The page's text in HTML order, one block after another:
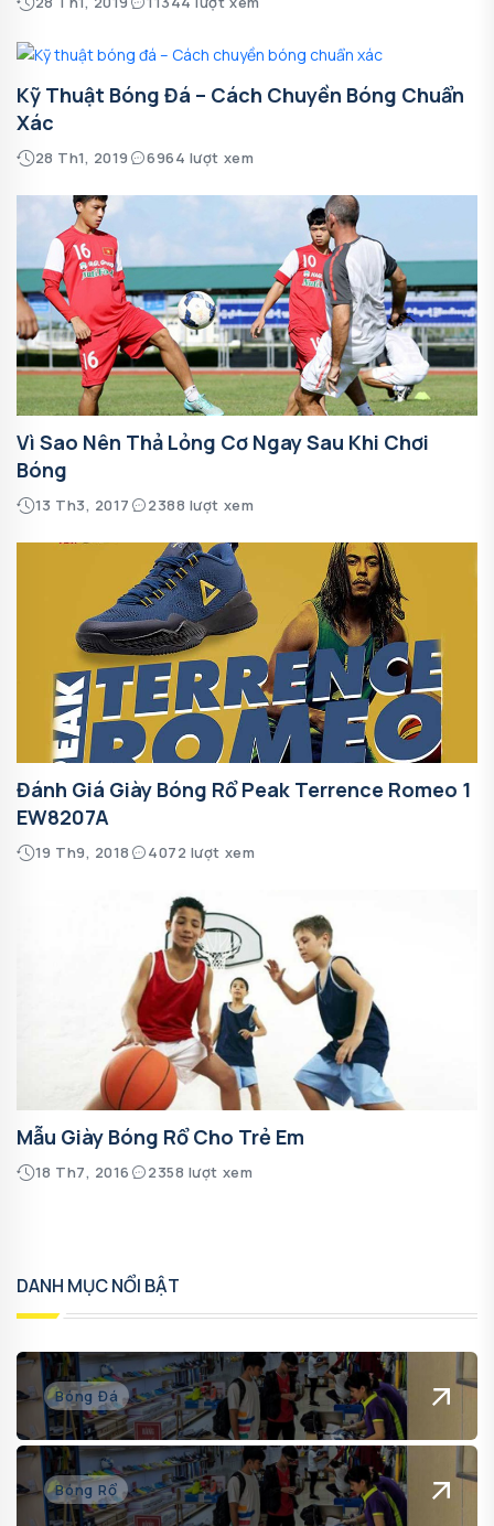
Kỹ Thuật Bóng Đá – Cách Chuyền Bóng Chuẩn
Xác
28 Th1, 2019 6964 lượt xem
Vì Sao Nên Thả Lỏng Cơ Ngay Sau Khi Chơi
Bóng
13 Th3, 2017 2388 lượt xem
Đánh Giá Giày Bóng Rổ Peak Terrence Romeo 1
EW8207A
19 Th9, 2018 4072 lượt xem
Mẫu Giày Bóng Rổ Cho Trẻ Em
18 Th7, 2016 2358 lượt xem
DANH MỤC NỔI BẬT
Bóng Đá
Bóng Rổ